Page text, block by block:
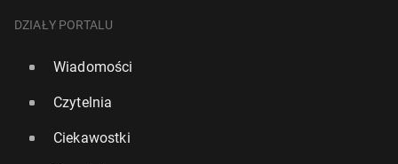
DZIAŁY PORTALU
Wiadomości
Czytelnia
Ciekawostki